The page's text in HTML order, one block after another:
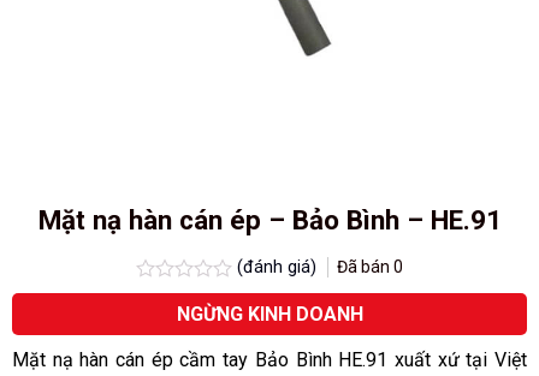
Mặt nạ hàn cán ép – Bảo Bình – HE.91
Được
hạng
0.0
(đánh giá) Đã bán0
NGỪNG KINH DOANH
Mặt nạ hàn cán ép cầm tay Bảo Bình HE.91 xuất xứ tại Việt